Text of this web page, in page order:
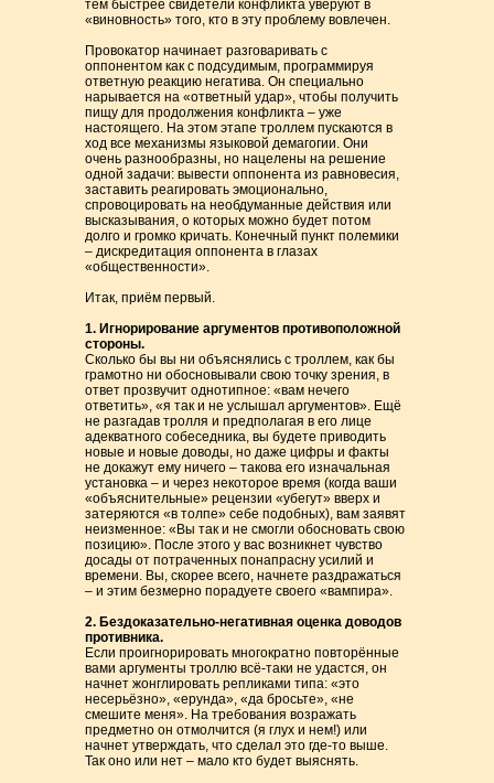
тем быстрее свидетели конфликта уверуют в
«виновность» того, кто в эту проблему вовлечен.
Провокатор начинает разговаривать с
оппонентом как с подсудимым, программируя
ответную реакцию негатива. Он специально
нарывается на «ответный удар», чтобы получить
пищу для продолжения конфликта – уже
настоящего. На этом этапе троллем пускаются в
ход все механизмы языковой демагогии. Они
очень разнообразны, но нацелены на решение
одной задачи: вывести оппонента из равновесия,
заставить реагировать эмоционально,
спровоцировать на необдуманные действия или
высказывания, о которых можно будет потом
долго и громко кричать. Конечный пункт полемики
– дискредитация оппонента в глазах
«общественности».
Итак, приём первый.
1. Игнорирование аргументов противоположной
стороны.
Сколько бы вы ни объяснялись с троллем, как бы
грамотно ни обосновывали свою точку зрения, в
ответ прозвучит однотипное: «вам нечего
ответить», «я так и не услышал аргументов». Ещё
не разгадав тролля и предполагая в его лице
адекватного собеседника, вы будете приводить
новые и новые доводы, но даже цифры и факты
не докажут ему ничего – такова его изначальная
установка – и через некоторое время (когда ваши
«объяснительные» рецензии «убегут» вверх и
затеряются «в толпе» себе подобных), вам заявят
неизменное: «Вы так и не смогли обосновать свою
позицию». После этого у вас возникнет чувство
досады от потраченных понапрасну усилий и
времени. Вы, скорее всего, начнете раздражаться
– и этим безмерно порадуете своего «вампира».
2. Бездоказательно-негативная оценка доводов
противника.
Если проигнорировать многократно повторённые
вами аргументы троллю всё-таки не удастся, он
начнет жонглировать репликами типа: «это
несерьёзно», «ерунда», «да бросьте», «не
смешите меня». На требования возражать
предметно он отмолчится (я глух и нем!) или
начнет утверждать, что сделал это где-то выше.
Так оно или нет – мало кто будет выяснять.